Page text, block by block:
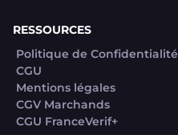
RESSOURCES
Politique de Confidentialité
CGU
Mentions légales
CGV Marchands
CGU FranceVerif+